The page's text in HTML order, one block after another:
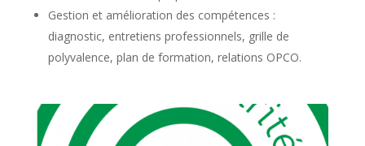
Gestion et amélioration des compétences :
diagnostic, entretiens professionnels, grille de
polyvalence, plan de formation, relations OPCO.